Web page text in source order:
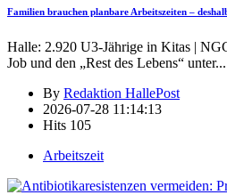
Familien brauchen planbare Arbeitszeiten –
Halle: 2.920 U3-Jährige in Kitas |
Job und den „Rest des Lebens“ unter...
By Redaktion HallePost
2026-07-28 11:14:13
Hits 105
Arbeitszeit